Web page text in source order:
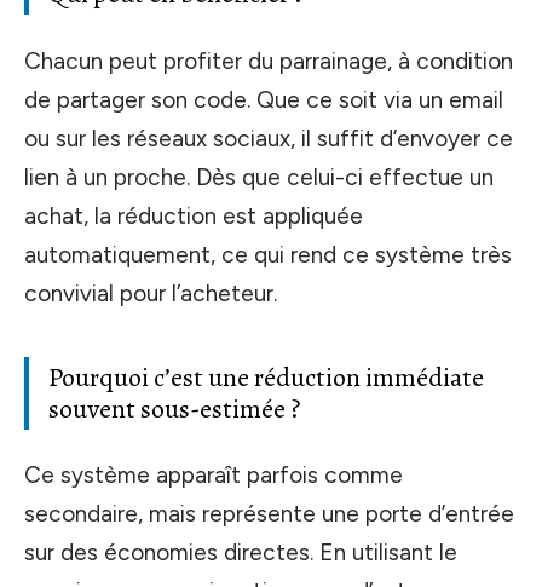
Chacun peut profiter du parrainage, à condition
de partager son code. Que ce soit via un email
ou sur les réseaux sociaux, il suffit d’envoyer ce
lien à un proche. Dès que celui-ci effectue un
achat, la réduction est appliquée
automatiquement, ce qui rend ce système très
convivial pour l’acheteur.
Pourquoi c’est une réduction immédiate
souvent sous-estimée ?
Ce système apparaît parfois comme
secondaire, mais représente une porte d’entrée
sur des économies directes. En utilisant le